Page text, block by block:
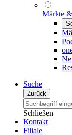
Märkte
Suche
Zurück
Schließen
Kontakt
Filiale